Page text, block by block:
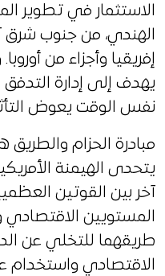
الاستثمار في تطوير
الهندي، من جنوب شرق
إفريقيا وأجزاء من
يهدف إلى إدارة
نفس الوقت يعوض
مبادرة الحزام
يتحدى الهيمنة
آخر بين القوتين
المستويين
طريقهما للتخلي عن
الاقتصادي واستخدام